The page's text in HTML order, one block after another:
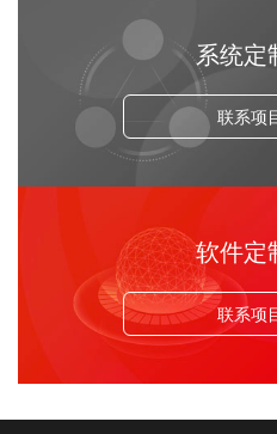
系统定
联系项
软件定
联系项